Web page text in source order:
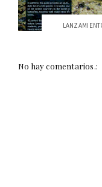
No hay comentarios.: